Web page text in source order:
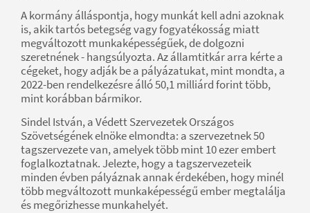
A kormány álláspontja, hogy munkát kell adni azoknak
is, akik tartós betegség vagy fogyatékosság miatt
megváltozott munkaképességűek, de dolgozni
szeretnének - hangsúlyozta. Az államtitkár arra kérte a
cégeket, hogy adják be a pályázatukat, mint mondta, a
2022-ben rendelkezésre álló 50,1 milliárd forint több,
mint korábban bármikor.
Sindel István, a Védett Szervezetek Országos
Szövetségének elnöke elmondta: a szervezetnek 50
tagszervezete van, amelyek több mint 10 ezer embert
foglalkoztatnak. Jelezte, hogy a tagszervezeteik
minden évben pályáznak annak érdekében, hogy minél
több megváltozott munkaképességű ember megtalálja
és megőrizhesse munkahelyét.